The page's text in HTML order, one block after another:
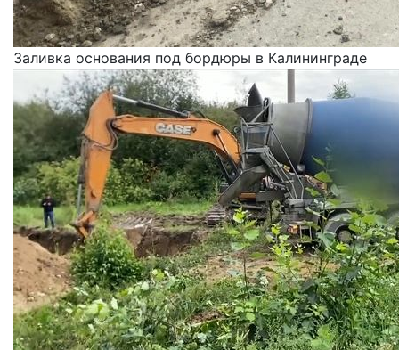
Заливка основания под бордюры в Калининграде